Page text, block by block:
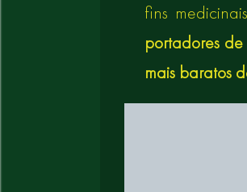
fins
portadores
mais baratos